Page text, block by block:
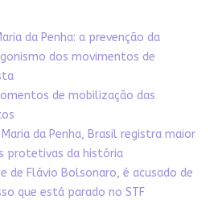
da Penha: a prevenção da
dos movimentos de
de mobilização das
da Penha, Brasil registra maior
protetivas da história
de Flávio Bolsonaro, é acusado de
que está parado no STF